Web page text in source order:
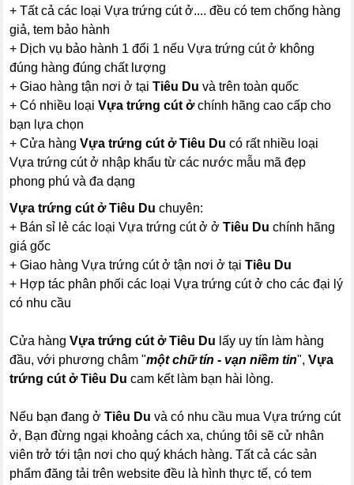
+ Tất cả các loại Vựa trứng cút ở.... đều có tem chống hàng
giả, tem bảo hành
+ Dịch vụ bảo hành 1 đổi 1 nếu Vựa trứng cút ở không
đúng hàng đúng chất lượng
+ Giao hàng tận nơi ở tạiTiêu Du và trên toàn quốc
+ Có nhiều loạiVựa trứng cút ởchính hãng cao cấp cho
bạn lựa chọn
+ Cửa hàngVựa trứng cút ở Tiêu Du có rất nhiều loại
Vựa trứng cút ở nhập khẩu từ các nước mẫu mã đẹp
phong phú và đa dạng
Vựa trứng cút ở Tiêu Duchuyên:
+ Bán sỉ lẻ các loại Vựa trứng cút ở ởTiêu Du chính hãng
giá gốc
+ Giao hàng Vựa trứng cút ở tận nơi ở tạiTiêu Du
+ Hợp tác phân phối các loại Vựa trứng cút ở cho các đại lý
có nhu cầu
Cửa hàngVựa trứng cút ở Tiêu Du lấy uy tín làm hàng
đầu, với phương châm "một chữ tín - vạn niềm tin",Vựa
trứng cút ở Tiêu Du cam kết làm bạn hài lòng.
Nếu bạn đang ởTiêu Du và có nhu cầu mua Vựa trứng cút
ở, Bạn đừng ngại khoảng cách xa, chúng tôi sẽ cử nhân
viên trở tới tận nơi cho quý khách hàng. Tất cả các sản
phẩm đăng tải trên website đều là hình thực tế, có tem